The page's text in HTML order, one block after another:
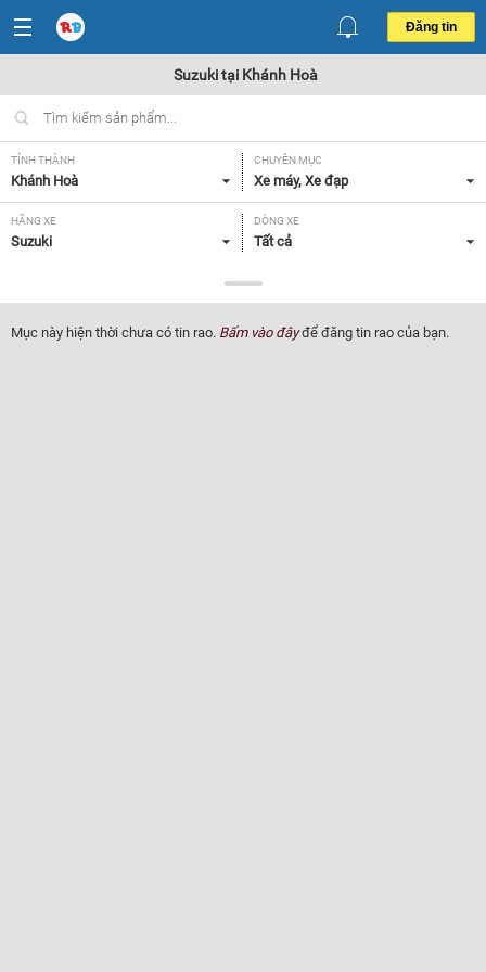
Đăng tin
Suzuki tại Khánh Hoà
TỈNH THÀNH
Khánh Hoà
CHUYÊN MỤC
Xe máy, Xe đạp
HÃNG XE
Suzuki
DÒNG XE
Tất cả
Tất cả
GIÁ
Tất cả
Mục này hiện thời chưa có tin rao. Bấm vào đâyđể đăng tin rao của bạn.